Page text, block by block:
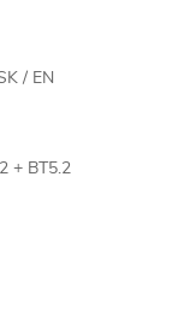
/ EN
+ BT5.2